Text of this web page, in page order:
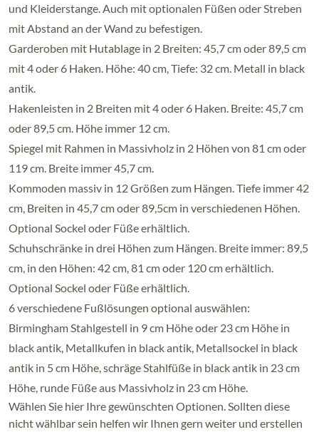
und Kleiderstange. Auch mit optionalen Füßen oder Streben
mit Abstand an der Wand zu befestigen.
Garderoben mit Hutablage in 2 Breiten: 45,7 cm oder 89,5 cm
mit 4 oder 6 Haken. Höhe: 40 cm, Tiefe: 32 cm. Metall in black
antik.
Hakenleisten in 2 Breiten mit 4 oder 6 Haken. Breite: 45,7 cm
oder 89,5 cm. Höhe immer 12 cm.
Spiegel mit Rahmen in Massivholz in 2 Höhen von 81 cm oder
119 cm. Breite immer 45,7 cm.
Kommoden massiv in 12 Größen zum Hängen. Tiefe immer 42
cm, Breiten in 45,7 cm oder 89,5cm in verschiedenen Höhen.
Optional Sockel oder Füße erhältlich.
Schuhschränke in drei Höhen zum Hängen. Breite immer: 89,5
cm, in den Höhen: 42 cm, 81 cm oder 120 cm erhältlich.
Optional Sockel oder Füße erhältlich.
6 verschiedene Fußlösungen optional auswählen:
Birmingham Stahlgestell in 9 cm Höhe oder 23 cm Höhe in
black antik, Metallkufen in black antik, Metallsockel in black
antik in 5 cm Höhe, schräge Stahlfüße in black antik in 23 cm
Höhe, runde Füße aus Massivholz in 23 cm Höhe.
Wählen Sie hier Ihre gewünschten Optionen. Sollten diese
nicht wählbar sein helfen wir Ihnen gern weiter und erstellen